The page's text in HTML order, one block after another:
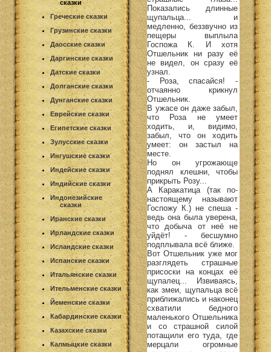
сказки
Греческие сказки
Грузинские сказки
Даосские сказки
Даргинские сказки
Датские сказки
Долганские сказки
Дунганские сказки
Еврейские сказки
Египетские сказки
Зулусские сказки
Ингушские сказки
Индейские сказки
Индийские сказки
Индонезийские
сказки
Иранские сказки
Ирландские сказки
Исландские сказки
Испанские сказки
Итальянские сказки
Ительменские сказки
Йеменские сказки
Кабардинские сказки
Казахские сказки
Калмыцкие сказки
Показались длинные
щупальца... и
медленно, беззвучно из
пещеры выплыла
Госпожа К. И хотя
Отшельник ни разу её
не видел, он сразу её
узнал.
- Роза, спасайся! -
отчаянно крикнул
Отшельник.
В ужасе он даже забыл,
что Роза не умеет
ходить, и, видимо,
забыл, что он ходить
умеет: он застыл на
месте.
Но он угрожающе
поднял клешни, чтобы
прикрыть Розу...
А Каракатица (так по-
настоящему называют
Госпожу К.) не спеша -
ведь она была уверена,
что добыча от неё не
уйдёт! - бесшумно
подплывала всё ближе.
Вот Отшельник уже мог
разглядеть страшные
присоски на концах её
щупалец... Извиваясь,
как змеи, щупальца всё
приближались и наконец
схватили бедного
маленького Отшельника
и со страшной силой
потащили его туда, где
мерцали огромные